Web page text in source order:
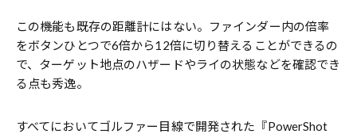
この機能も既存の距離計にはない。ファインダー内の倍率
をボタンひとつで6倍から12倍に切り替えることができるの
で、ターゲット地点のハザードやライの状態などを確認でき
る点も秀逸。
すべてにおいてゴルファー目線で開発された『PowerShot